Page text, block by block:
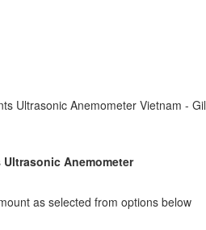
Ultrasonic Anemometer Vietnam -
Ultrasonic Anemometer
as selected from options below